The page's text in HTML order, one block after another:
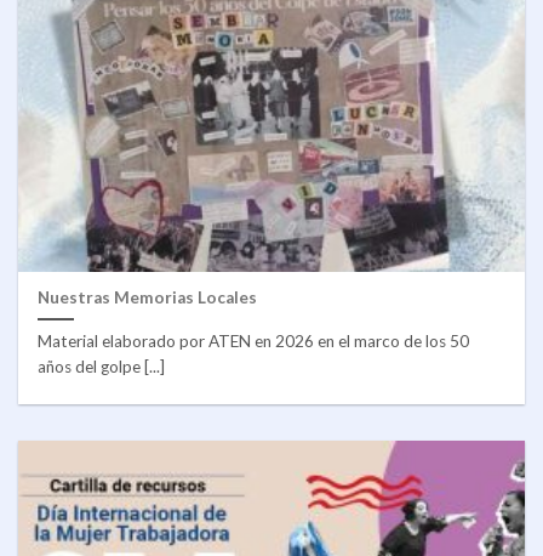
Nuestras Memorias Locales
Material elaborado por ATEN en 2026 en el marco de los 50
años del golpe [...]